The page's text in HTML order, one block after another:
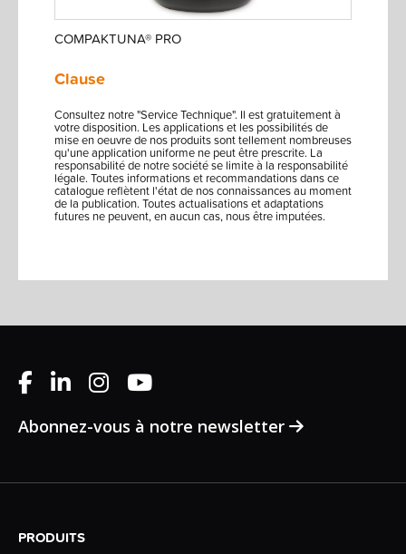
COMPAKTUNA® PRO
Clause
Consultez notre "Service Technique". Il est gratuitement à
votre disposition. Les applications et les possibilités de
mise en oeuvre de nos produits sont tellement nombreuses
qu'une application uniforme ne peut être prescrite. La
responsabilité de notre société se limite à la responsabilité
légale. Toutes informations et recommandations dans ce
catalogue reflètent l'état de nos connaissances au moment
de la publication. Toutes actualisations et adaptations
futures ne peuvent, en aucun cas, nous être imputées.
Abonnez-vous à notre newsletter
PRODUITS